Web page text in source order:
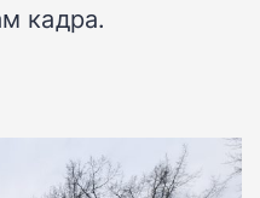
кадра.